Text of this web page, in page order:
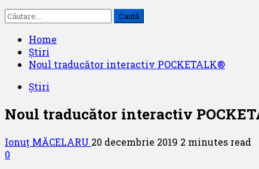
Caută
după:
Home
Știri
Noul traducător interactiv POCKETALK®
Știri
Noul traducător interactiv
Ionuț MĂCELARU 20 decembrie 2019 2 minutes read
0